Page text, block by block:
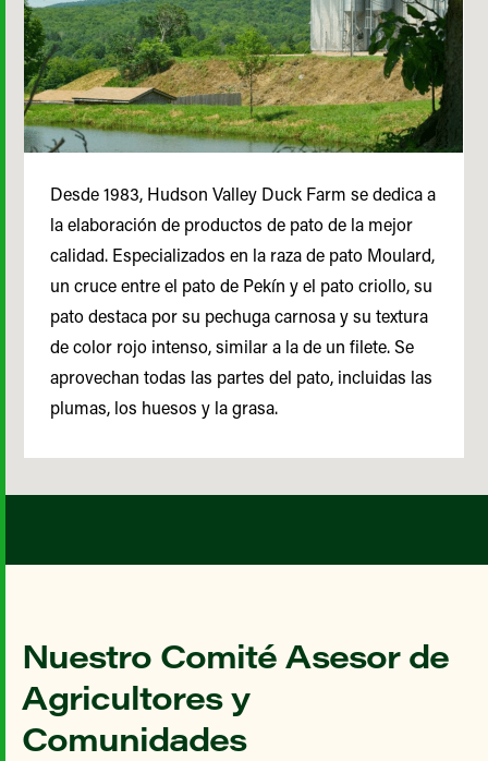
Nuestro Comité Asesor de
Agricultores y
Comunidades
Desde 1983, Hudson Valley Duck Farm se dedica a
la elaboración de productos de pato de la mejor
calidad. Especializados en la raza de pato Moulard,
un cruce entre el pato de Pekín y el pato criollo, su
pato destaca por su pechuga carnosa y su textura
de color rojo intenso, similar a la de un filete. Se
aprovechan todas las partes del pato, incluidas las
plumas, los huesos y la grasa.